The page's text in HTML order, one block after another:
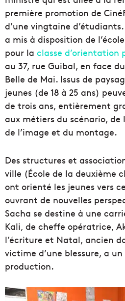
première promotion de
d’une vingtaine
a mis à disposition de
pour la classe d’orientation
au 37, rue Guibal, en face
Belle de Mai. Issus de
jeunes (de 18 à 25 ans)
de trois ans, entièrement
aux métiers du scénario,
de l’image et du montage.
Des structures et
ville (École de la deuxième
ont orienté les jeunes vers
ouvrant de nouvelles
Sacha se destine à une
Kali, de cheffe opératrice,
l’écriture et Natal, ancien
victime d’une blessure, a
production.